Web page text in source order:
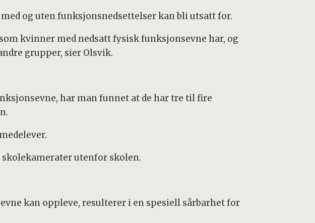
og uten funksjonsnedsettelser kan bli utsatt for.
kvinner med nedsatt fysisk funksjonsevne har, og
grupper, sier Olsvik.
har man funnet at de har tre til fire
utenfor skolen.
kan oppleve, resulterer i en spesiell sårbarhet for